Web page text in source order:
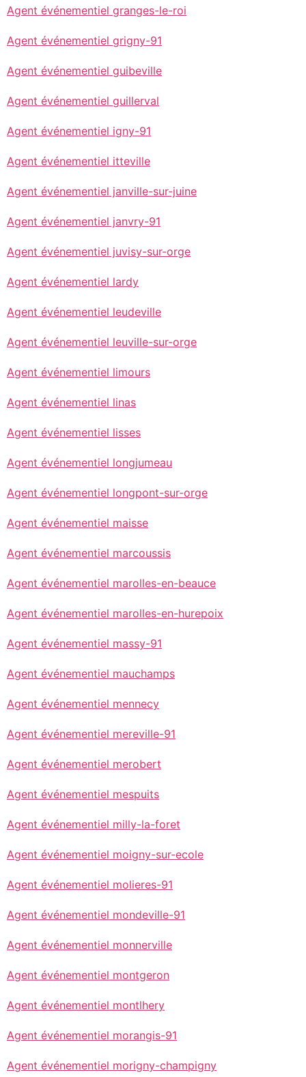
Agent événementiel granges-le-roi
Agent événementiel grigny-91
Agent événementiel guibeville
Agent événementiel guillerval
Agent événementiel igny-91
Agent événementiel itteville
Agent événementiel janville-sur-juine
Agent événementiel janvry-91
Agent événementiel juvisy-sur-orge
Agent événementiel lardy
Agent événementiel leudeville
Agent événementiel leuville-sur-orge
Agent événementiel limours
Agent événementiel linas
Agent événementiel lisses
Agent événementiel longjumeau
Agent événementiel longpont-sur-orge
Agent événementiel maisse
Agent événementiel marcoussis
Agent événementiel marolles-en-beauce
Agent événementiel marolles-en-hurepoix
Agent événementiel massy-91
Agent événementiel mauchamps
Agent événementiel mennecy
Agent événementiel mereville-91
Agent événementiel merobert
Agent événementiel mespuits
Agent événementiel milly-la-foret
Agent événementiel moigny-sur-ecole
Agent événementiel molieres-91
Agent événementiel mondeville-91
Agent événementiel monnerville
Agent événementiel montgeron
Agent événementiel montlhery
Agent événementiel morangis-91
Agent événementiel morigny-champigny